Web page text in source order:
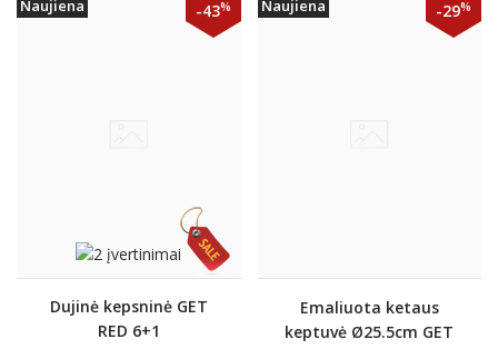
Naujiena -43%
Dujinė kepsninė GET
RED 6+1
Naujiena -29%
Emaliuota ketaus
keptuvė Ø25.5cm GET